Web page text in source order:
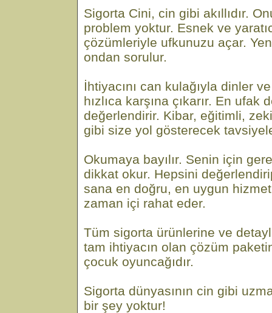
Sigorta Cini, cin gibi akıllıdır.
problem yoktur. Esnek ve
çözümleriyle ufkunuzu açar.
ondan sorulur.
İhtiyacını can kulağıyla dinler
hızlıca karşına çıkarır. En ufak
değerlendirir. Kibar, eğitimli,
gibi size yol gösterecek
Okumaya bayılır. Senin için
dikkat okur. Hepsini
sana en doğru, en uygun
zaman içi rahat eder.
Tüm sigorta ürünlerine ve
tam ihtiyacın olan çözüm
çocuk oyuncağıdır.
Sigorta dünyasının cin gibi
bir şey yoktur!